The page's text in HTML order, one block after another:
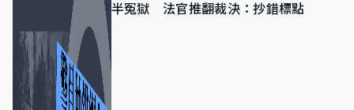
半冤獄 法官推翻裁決：抄錯標點